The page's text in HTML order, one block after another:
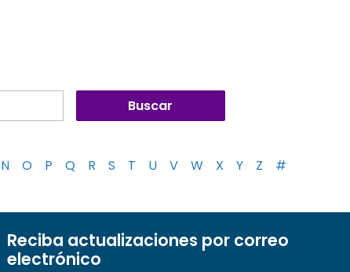
N O P Q R S T U V W X Y Z #
Reciba actualizaciones por correo
electrónico